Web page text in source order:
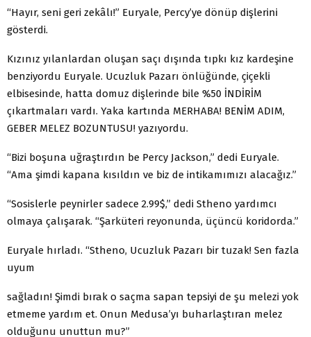
“Hayır, seni geri zekâlı!” Euryale, Percy’ye dönüp dişlerini
gösterdi.
Kızınız yılanlardan oluşan saçı dışında tıpkı kız kardeşine
benziyordu Euryale. Ucuzluk Pazarı önlüğünde, çiçekli
elbisesinde, hatta domuz dişlerinde bile %50 İNDİRİM
çıkartmaları vardı. Yaka kartında MERHABA! BENİM ADIM,
GEBER MELEZ BOZUNTUSU! yazıyordu.
“Bizi boşuna uğraştırdın be Percy Jackson,” dedi Euryale.
“Ama şimdi kapana kısıldın ve biz de intikamımızı alacağız.”
“Sosislerle peynirler sadece 2.99$,” dedi Stheno yardımcı
olmaya çalışarak. “Şarküteri reyonunda, üçüncü koridorda.”
Euryale hırladı. “Stheno, Ucuzluk Pazarı bir tuzak! Sen fazla
uyum
sağladın! Şimdi bırak o saçma sapan tepsiyi de şu melezi yok
etmeme yardım et. Onun Medusa’yı buharlaştıran melez
olduğunu unuttun mu?”